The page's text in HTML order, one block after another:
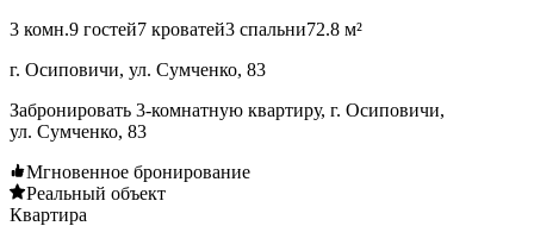
3 комн.9 гостей7 кроватей3 спальни72.8 м²
г. Осиповичи, ул. Сумченко, 83
Забронировать 3-комнатную квартиру, г. Осиповичи,
ул. Сумченко, 83
Мгновенное бронирование
Реальный объект
Квартира